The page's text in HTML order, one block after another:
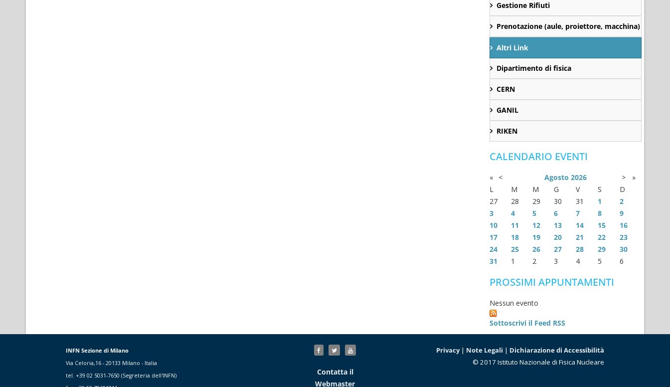
Gestione Rifiuti
Prenotazione (aule, proiettore, macchina)
Altri Link
Dipartimento di fisica
CERN
GANIL
RIKEN
CALENDARIO EVENTI
« < Agosto 2026 >
»
L
M M G V S
D
27
28 29 30 31 1
2
3
4 5 6 7 8
9
10
11 12 13 14 15
16
17
18 19 20 21 22
23
24
25 26 27 28 29
30
31
1 2 3 4 5 6
PROSSIMI APPUNTAMENTI
Nessun evento
Sottoscrivi il Feed RSS
INFN Sezione di Milano
Via Celoria,16 - 20133 Milano - Italia
tel. +39 02 5031-7650 (Segreteria dell'INFN)
Contatta il
Webmaster
Privacy| Note Legali | Dichiarazione di Accessibilità
© 2017 Istituto Nazionale di Fisica Nucleare